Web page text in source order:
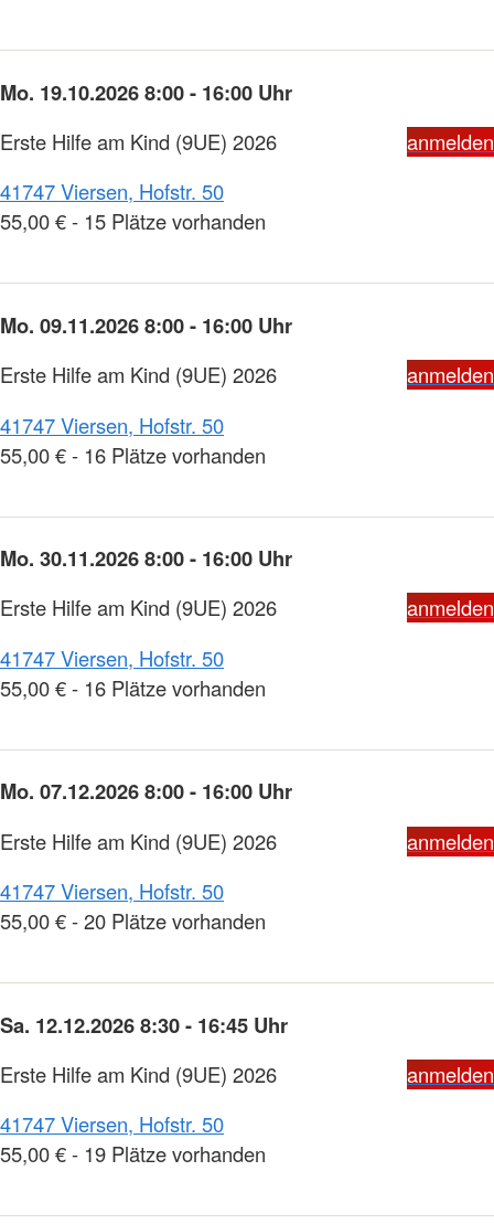
Mo. 19.10.2026 8:00 - 16:00 Uhr
Erste Hilfe am Kind (9UE) 2026
anmelden
41747 Viersen, Hofstr. 50
55,00 € - 15 Plätze vorhanden
Mo. 09.11.2026 8:00 - 16:00 Uhr
Erste Hilfe am Kind (9UE) 2026
anmelden
41747 Viersen, Hofstr. 50
55,00 € - 16 Plätze vorhanden
Mo. 30.11.2026 8:00 - 16:00 Uhr
Erste Hilfe am Kind (9UE) 2026
anmelden
41747 Viersen, Hofstr. 50
55,00 € - 16 Plätze vorhanden
Mo. 07.12.2026 8:00 - 16:00 Uhr
Erste Hilfe am Kind (9UE) 2026
anmelden
41747 Viersen, Hofstr. 50
55,00 € - 20 Plätze vorhanden
Sa. 12.12.2026 8:30 - 16:45 Uhr
Erste Hilfe am Kind (9UE) 2026
anmelden
41747 Viersen, Hofstr. 50
55,00 € - 19 Plätze vorhanden